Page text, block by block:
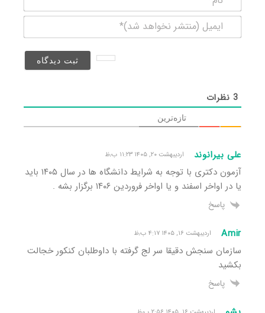
(منتشر
3 نظرات
تازه‌ترین
علی بیرانوند اردیبهشت ۲۰, ۱۴۰۵ ۱۱:۲۳ ب٫ظ
آزمون دکتری با توجه به شرایط دانشگاه ها در سال ۱۴۰۵ باید
یا در اواخر اسفند و یا اواخر فروردین ۱۴۰۶ برگزار بشه .
پاسخ
Amir اردیبهشت ۱۶, ۱۴۰۵ ۴:۱۷ ب٫ظ
سازمان سنجش دقیقا سر لج گرفته با داوطلبان کنکور خجالت
بکشید
پاسخ